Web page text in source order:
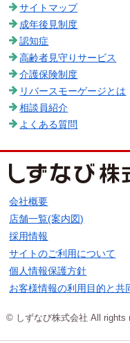
サイトマップ
成年後見制度
認知症
高齢者見守りサービス
介護保険制度
リバースモーゲージとは
相談員紹介
よくある質問
会社概要
店舗一覧(案内図)
採用情報
サイトのご利用について
個人情報保護方針
お客様情報の利用目的と共
© しずなび株式会社 All rights